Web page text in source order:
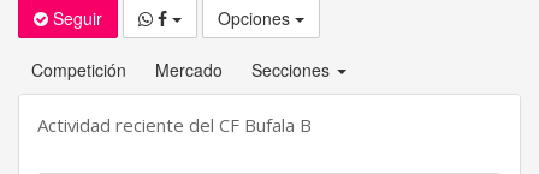
Seguir Opciones
Competición Mercado Secciones
Actividad reciente del CF Bufala B